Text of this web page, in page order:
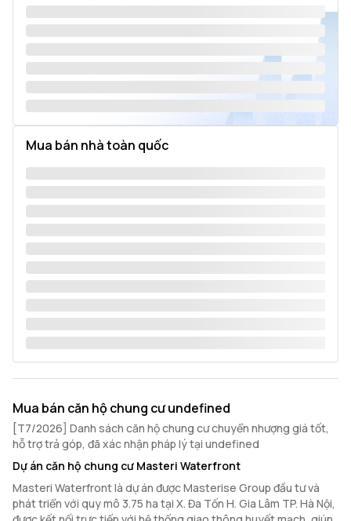
Mua bán nhà toàn quốc
Mua bán căn hộ chung cư undefined
[T7/2026] Danh sách căn hộ chung cư chuyển nhượng giá tốt,
hỗ trợ trả góp, đã xác nhận pháp lý tại undefined
Dự án căn hộ chung cư Masteri Waterfront
Masteri Waterfront là dự án được Masterise Group đầu tư và
phát triển với quy mô 3.75 ha tại X. Đa Tốn H. Gia Lâm TP. Hà Nội,